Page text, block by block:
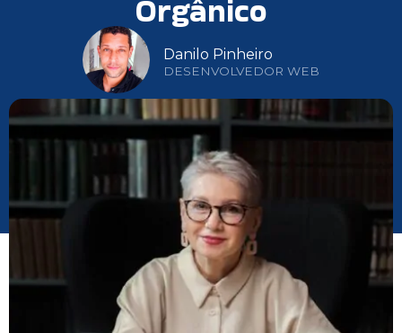
Orgânico
Danilo Pinheiro
DESENVOLVEDOR WEB